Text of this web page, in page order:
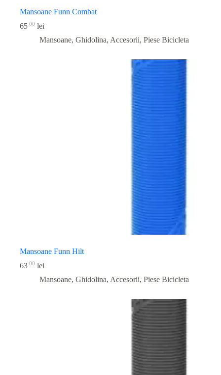
Mansoane Funn Combat
65 00 lei
Mansoane, Ghidolina, Accesorii, Piese Bicicleta
Mansoane Funn Hilt
63 00 lei
Mansoane, Ghidolina, Accesorii, Piese Bicicleta